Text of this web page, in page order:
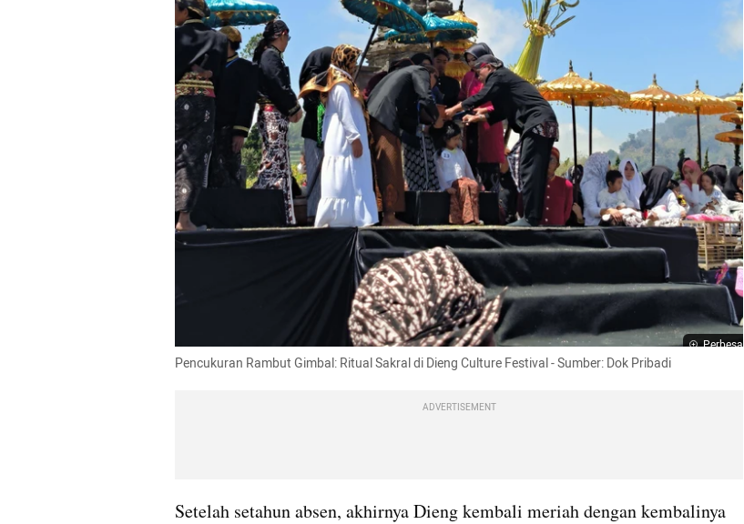
Perbesar
Pencukuran Rambut Gimbal: Ritual Sakral di Dieng Culture Festival - Sumber: Dok Pribadi
ADVERTISEMENT
Setelah setahun absen, akhirnya Dieng kembali meriah dengan kembalinya